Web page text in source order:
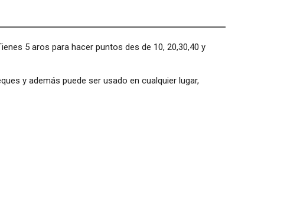
5 aros para hacer puntos des de 10, 20,30,40 y
y además puede ser usado en cualquier lugar,